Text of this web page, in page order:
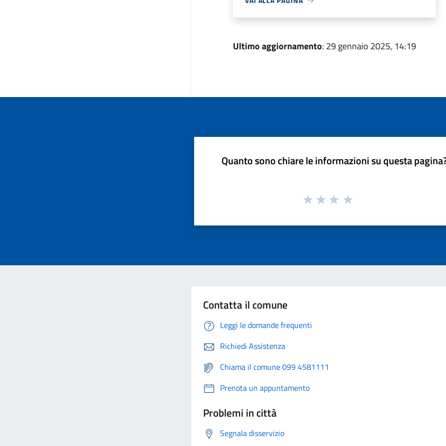
Ultimo aggiornamento: 29 gennaio 2025, 14:19
Quanto sono chiare le informazioni su questa
Contatta il comune
Leggi le domande frequenti
Richiedi Assistenza
Chiama il comune 099 4581111
Prenota un appuntamento
Problemi in città
Segnala disservizio